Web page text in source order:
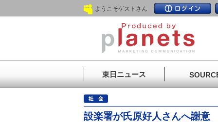
ようこそゲストさん
東日ニュース
設楽署が氏原好人さんへ謝意